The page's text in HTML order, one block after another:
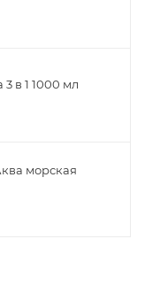
в 1 1000 мл
морская